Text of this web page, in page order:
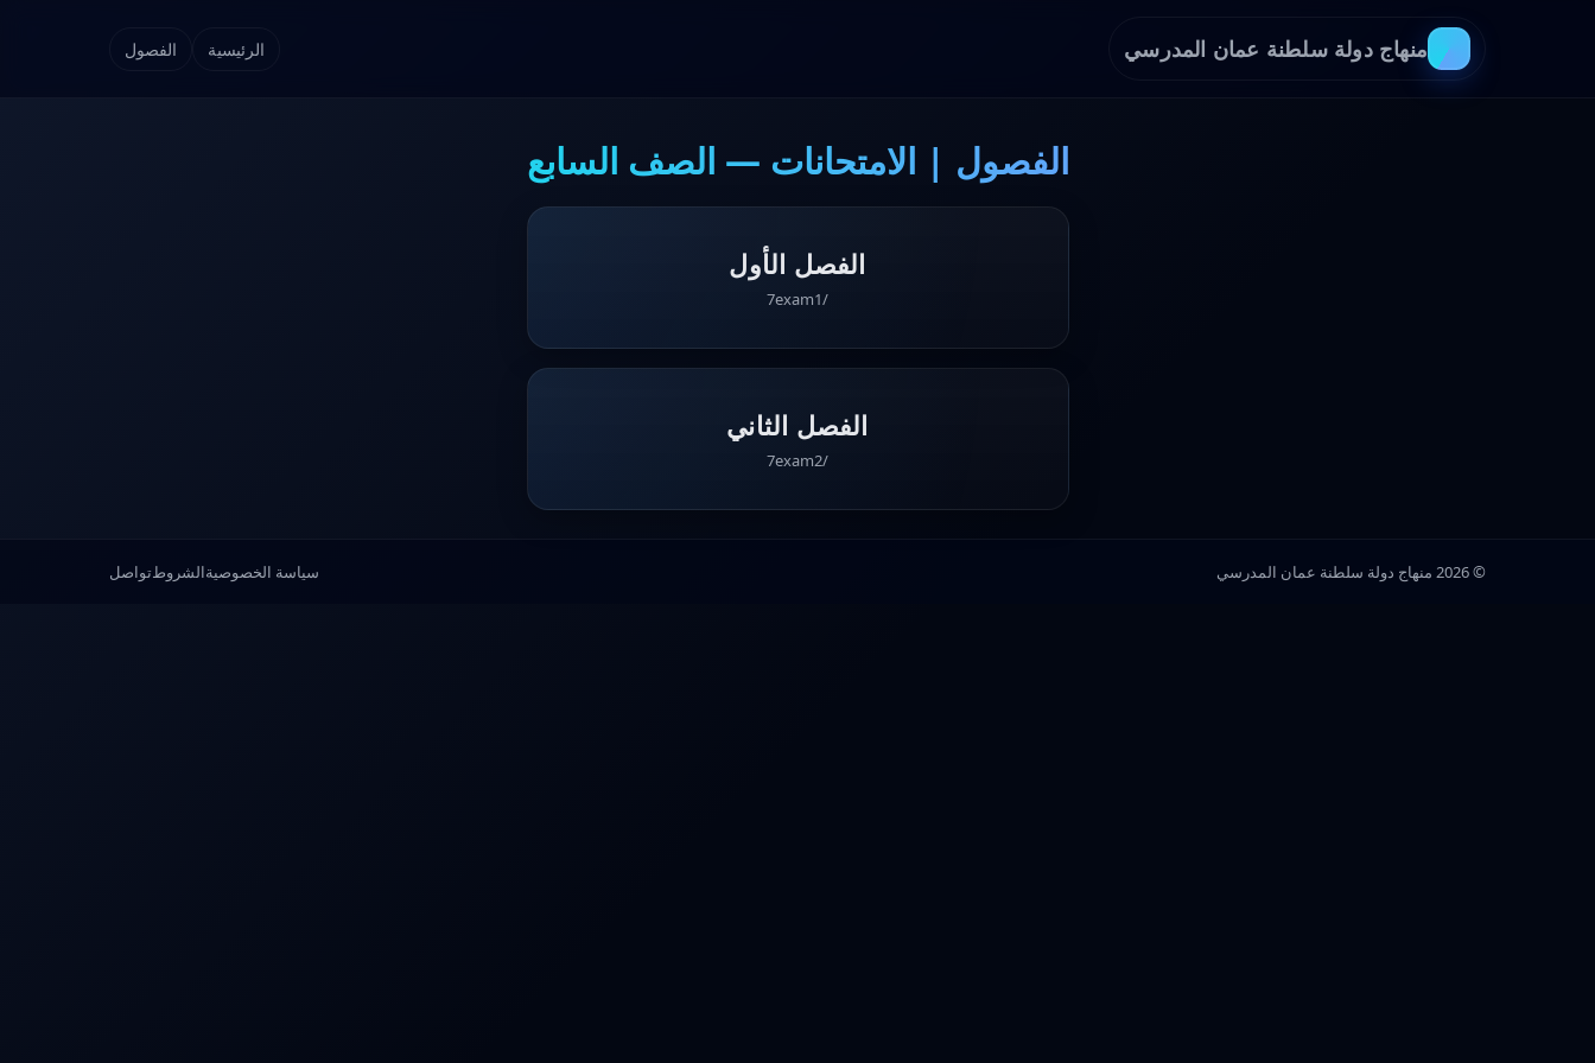
منهاج دولة سلطنة عمان المدرسي الرئيسية الفصول
الفصول | الامتحانات — الصف السابع
الفصل الأول
/7exam1
الفصل الثاني
/7exam2
© 2026 منهاج دولة سلطنة عمان المدرسي سياسة الخصوصيةالشروطتواصل